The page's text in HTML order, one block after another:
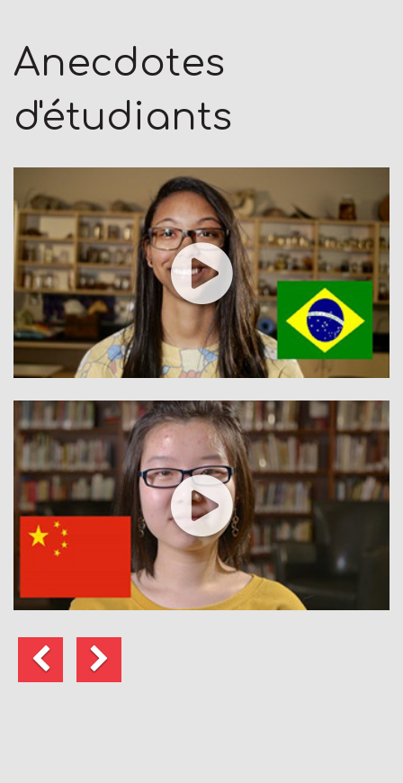
Anecdotes
d'étudiants
PrécédentSuivant